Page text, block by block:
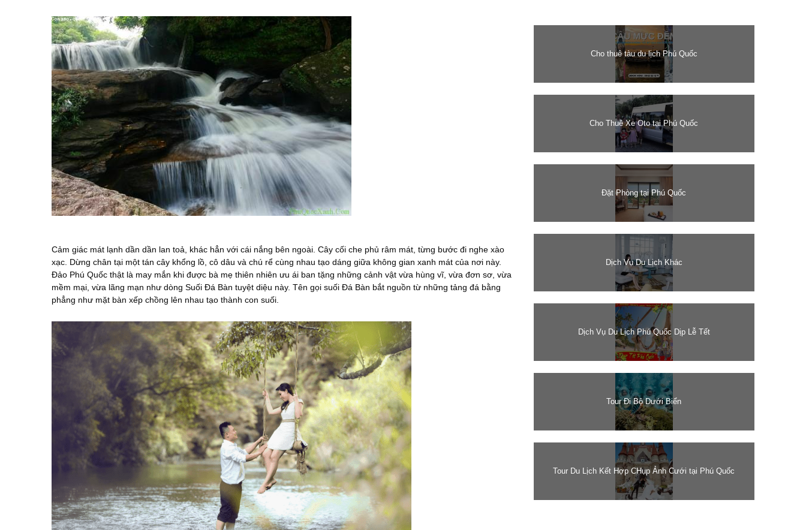
Cảm giác mát lạnh dần dần lan toả, khác hẳn với cái nắng bên ngoài. Cây cối che phủ râm mát, từng bước đi nghe xào
xạc. Dừng chân tại một tán cây khổng lồ, cô dâu và chú rể cùng nhau tạo dáng giữa không gian xanh mát của nơi này.
Đảo Phú Quốc thật là may mắn khi được bà mẹ thiên nhiên ưu ái ban tặng những cảnh vật vừa hùng vĩ, vừa đơn sơ, vừa
mềm mại, vừa lãng mạn như dòng Suối Đá Bàn tuyệt diệu này. Tên gọi suối Đá Bàn bắt nguồn từ những tảng đá bằng
phẳng như mặt bàn xếp chồng lên nhau tạo thành con suối.
Cho thuê tàu du lịch Phú Quốc
Cho Thuê Xe Oto tại Phú Quốc
Đặt Phòng tại Phú Quốc
Dịch Vụ Du Lịch Khác
Dịch Vụ Du Lịch Phú Quốc Dịp Lễ Tết
Tour Đi Bộ Dưới Biển
Tour Du Lịch Kết Hợp CHụp Ảnh Cưới tại Phú Quốc